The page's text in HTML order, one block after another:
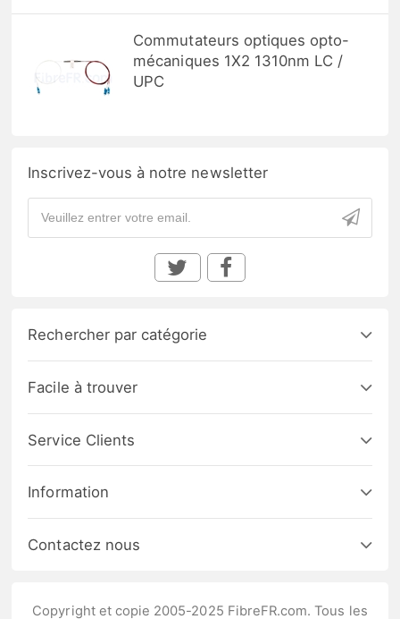
Commutateurs optiques opto-
mécaniques 1X2 1310nm LC /
UPC
Inscrivez-vous à notre newsletter
Rechercher par catégorie
Facile à trouver
Service Clients
Information
Contactez nous
Copyright et copie 2005-2025 FibreFR.com. Tous les